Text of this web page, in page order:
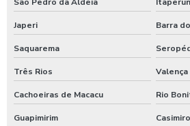
Lavadora de alta pressão para lavar
Lavadora de alta pressão para lavar ônibus
Lavadora automática de carros
Lavadora automática de carros preço
Japeri Barra
Saquarema
Três Rios Valença
Cachoeiras de Macacu Rio
Guapimirim